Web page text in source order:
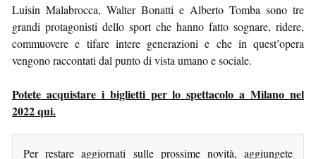
Luisin Malabrocca, Walter Bonatti e Alberto Tomba sono tre
grandi protagonisti dello sport che hanno fatto sognare, ridere,
commuovere e tifare intere generazioni e che in quest’opera
vengono raccontati dal punto di vista umano e sociale.
Potete acquistare i biglietti per lo spettacolo a Milano nel
2022 qui.
Per restare aggiornati sulle prossime novità, aggiungete